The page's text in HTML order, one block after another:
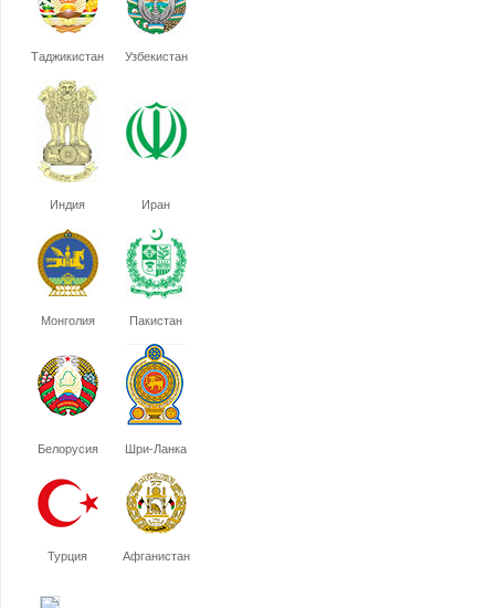
Таджикистан Узбекистан
Индия Иран
Монголия Пакистан
Белорусия Шри-Ланка
Турция Афганистан